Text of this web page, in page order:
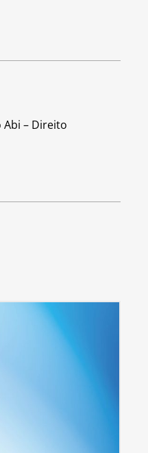
Abi – Direito